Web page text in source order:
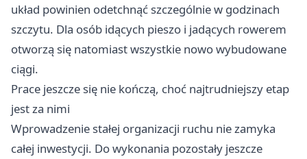
układ powinien odetchnąć szczególnie w godzinach
szczytu. Dla osób idących pieszo i jadących rowerem
otworzą się natomiast wszystkie nowo wybudowane
ciągi.
Prace jeszcze się nie kończą, choć najtrudniejszy etap
jest za nimi
Wprowadzenie stałej organizacji ruchu nie zamyka
całej inwestycji. Do wykonania pozostały jeszcze